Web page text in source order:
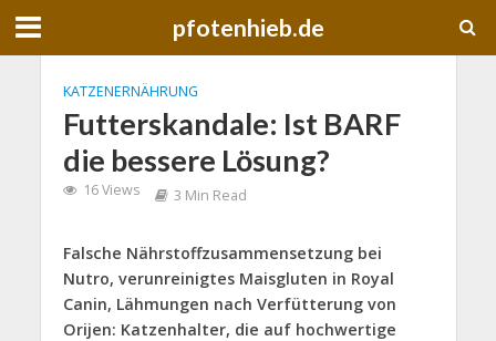
pfotenhieb.de
KATZENERNÄHRUNG
Futterskandale: Ist BARF
die bessere Lösung?
16 Views 3 Min Read
Falsche Nährstoffzusammensetzung bei
Nutro, verunreinigtes Maisgluten in Royal
Canin, Lähmungen nach Verfütterung von
Orijen: Katzenhalter, die auf hochwertige